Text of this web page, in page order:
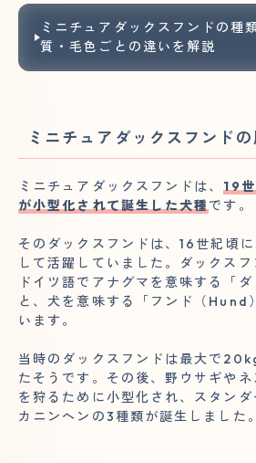
ミニチュアダックスフンドの種
質・毛色ごとの違いを解説
ミニチュアダックスフンドの
ミニチュアダックスフンドは、 19
が小型化されて誕生した犬種 です。
そのダックスフンドは、16世紀頃
して活躍していました。ダックスフ
ドイツ語でアナグマを意味する「
と、犬を意味する「フンド（Hund
います。
当時のダックスフンドは最大で
たそうです。その後、野ウサギや
を狩るために小型化され、スタンダ
カニンヘンの3種類が誕生しました。